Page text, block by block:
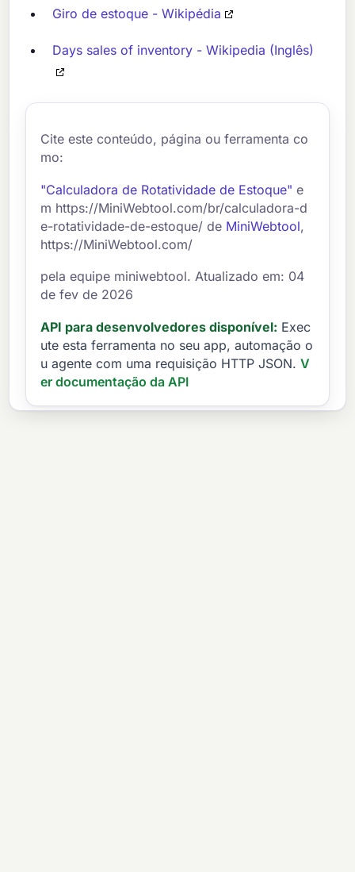
Giro de estoque - Wikipédia
Days sales of inventory - Wikipedia (Inglês)
Cite este conteúdo, página ou ferramenta co
mo:
"Calculadora de Rotatividade de Estoque" e
m https://MiniWebtool.com/br/calculadora-d
e-rotatividade-de-estoque/ de MiniWebtool,
https://MiniWebtool.com/
pela equipe miniwebtool. Atualizado em: 04
de fev de 2026
API para desenvolvedores disponível: Exec
ute esta ferramenta no seu app, automação o
u agente com uma requisição HTTP JSON. V
er documentação da API